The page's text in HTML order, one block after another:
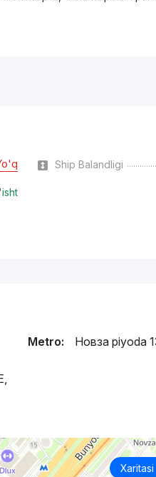
Ship Balandligi
Metro: Новза piyoda
Xaritasi